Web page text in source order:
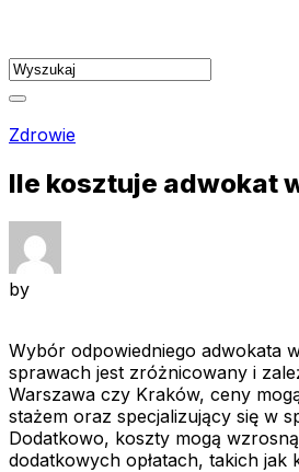
content
Zdrowie
Ile kosztuje adwokat
by
Wybór odpowiedniego adwokata
sprawach jest zróżnicowany i
Warszawa czy Kraków, ceny
stażem oraz specjalizujący się w
Dodatkowo, koszty mogą
dodatkowych opłatach, takich jak